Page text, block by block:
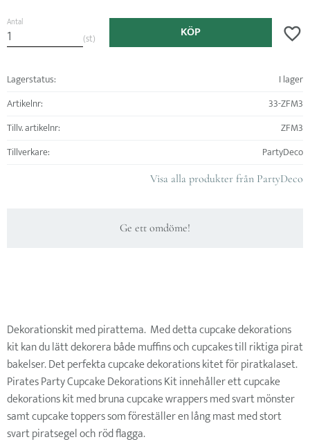
Antal
st KÖP
Lagerstatus
I lager
Artikelnr
33-ZFM3
Tillv. artikelnr
ZFM3
Tillverkare
PartyDeco
Visa alla produkter från PartyDeco
Ge ett omdöme!
Dekorationskit med pirattema. Med detta cupcake dekorations
kit kan du lätt dekorera både muffins och cupcakes till riktiga pirat
bakelser. Det perfekta cupcake dekorations kitet för piratkalaset.
Pirates Party Cupcake Dekorations Kit innehåller ett cupcake
dekorations kit med bruna cupcake wrappers med svart mönster
samt cupcake toppers som föreställer en lång mast med stort
svart piratsegel och röd flagga.